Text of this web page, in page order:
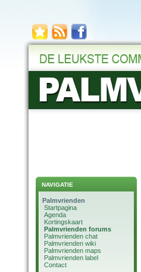
NAVIGATIE
Palmvrienden
Startpagina
Agenda
Kortingskaart
Palmvrienden forums
Palmvrienden chat
Palmvrienden wiki
Palmvrienden maps
Palmvrienden label
Contact